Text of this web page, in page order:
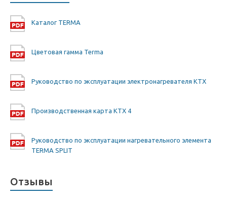
Каталог TERMA
Цветовая гамма Terma
Руководство по эксплуатации электронагревателя KTX
Производственная карта KTX 4
Руководство по эксплуатации нагревательного элемента
TERMA SPLIT
Отзывы